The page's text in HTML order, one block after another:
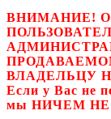
ВНИМАНИЕ!
ВЛАДЕЛЬЦУ
Если у Вас не
мы НИЧЕМ